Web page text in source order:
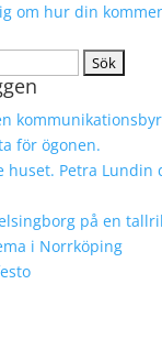
om hur din
för ögonen.
huset. Petra Lundin
på en
i Norrköping